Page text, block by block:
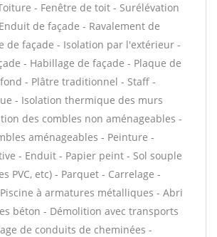
- Fenêtre de toit - Surélévation
de façade - Ravalement de
de façade - Isolation par l'extérieur -
- Habillage de façade - Plaque de
- Plâtre traditionnel - Staff -
- Isolation thermique des murs
des combles non aménageables -
aménageables - Peinture -
- Enduit - Papier peint - Sol souple
PVC, etc) - Parquet - Carrelage -
à armatures métalliques - Abri
béton - Démolition avec transports
de conduits de cheminées -